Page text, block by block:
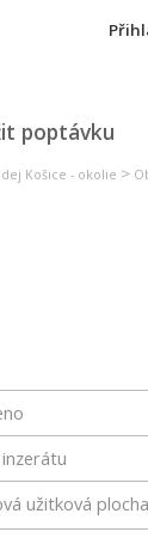
poptávku
Košice - okolie >
inzerátu
užitková plocha